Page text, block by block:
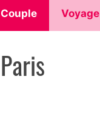
Couple Voyage